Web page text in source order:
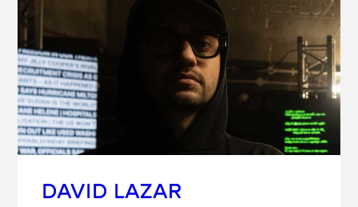
DAVID LAZAR